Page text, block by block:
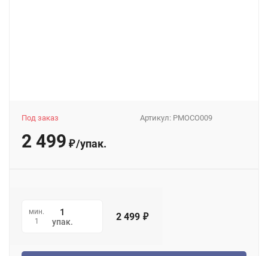
Артикул: PMOCO009
Под заказ
2 499 ₽/упак.
мин.
1
упак. 2 499 ₽